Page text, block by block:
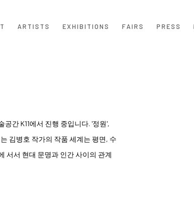
ARTISTS EXHIBITIONS FAIRS PRESS
간 K11에서 진행 중입니다. '정원',
김병호 작가의 작품 세계는 평면, 수
서서 현대 문명과 인간 사이의 관계